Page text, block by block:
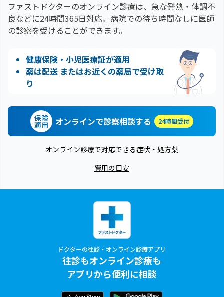
ファストドクターのオンライン診療は、急な発熱・体調不
良などに24時間365日対応。 病院での待ち時間なしに医師
の診察を受けることができます。
健康保険・小児医療証が適用
薬は配送 またはお近くの薬局で受け取
り
保険
適用 オンラインで診察相談する 24時間受付
オンライン診療で対応できる症状・処方薬
費用の目安
ドクターの往診・オンライン診療アプリ
往診もオンライン診療も
アプリから便利に相談